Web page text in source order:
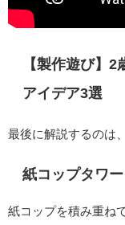
【製作遊び】
アイデア3選
最後に解説するのは
紙コップタワー
紙コップを積み重ね